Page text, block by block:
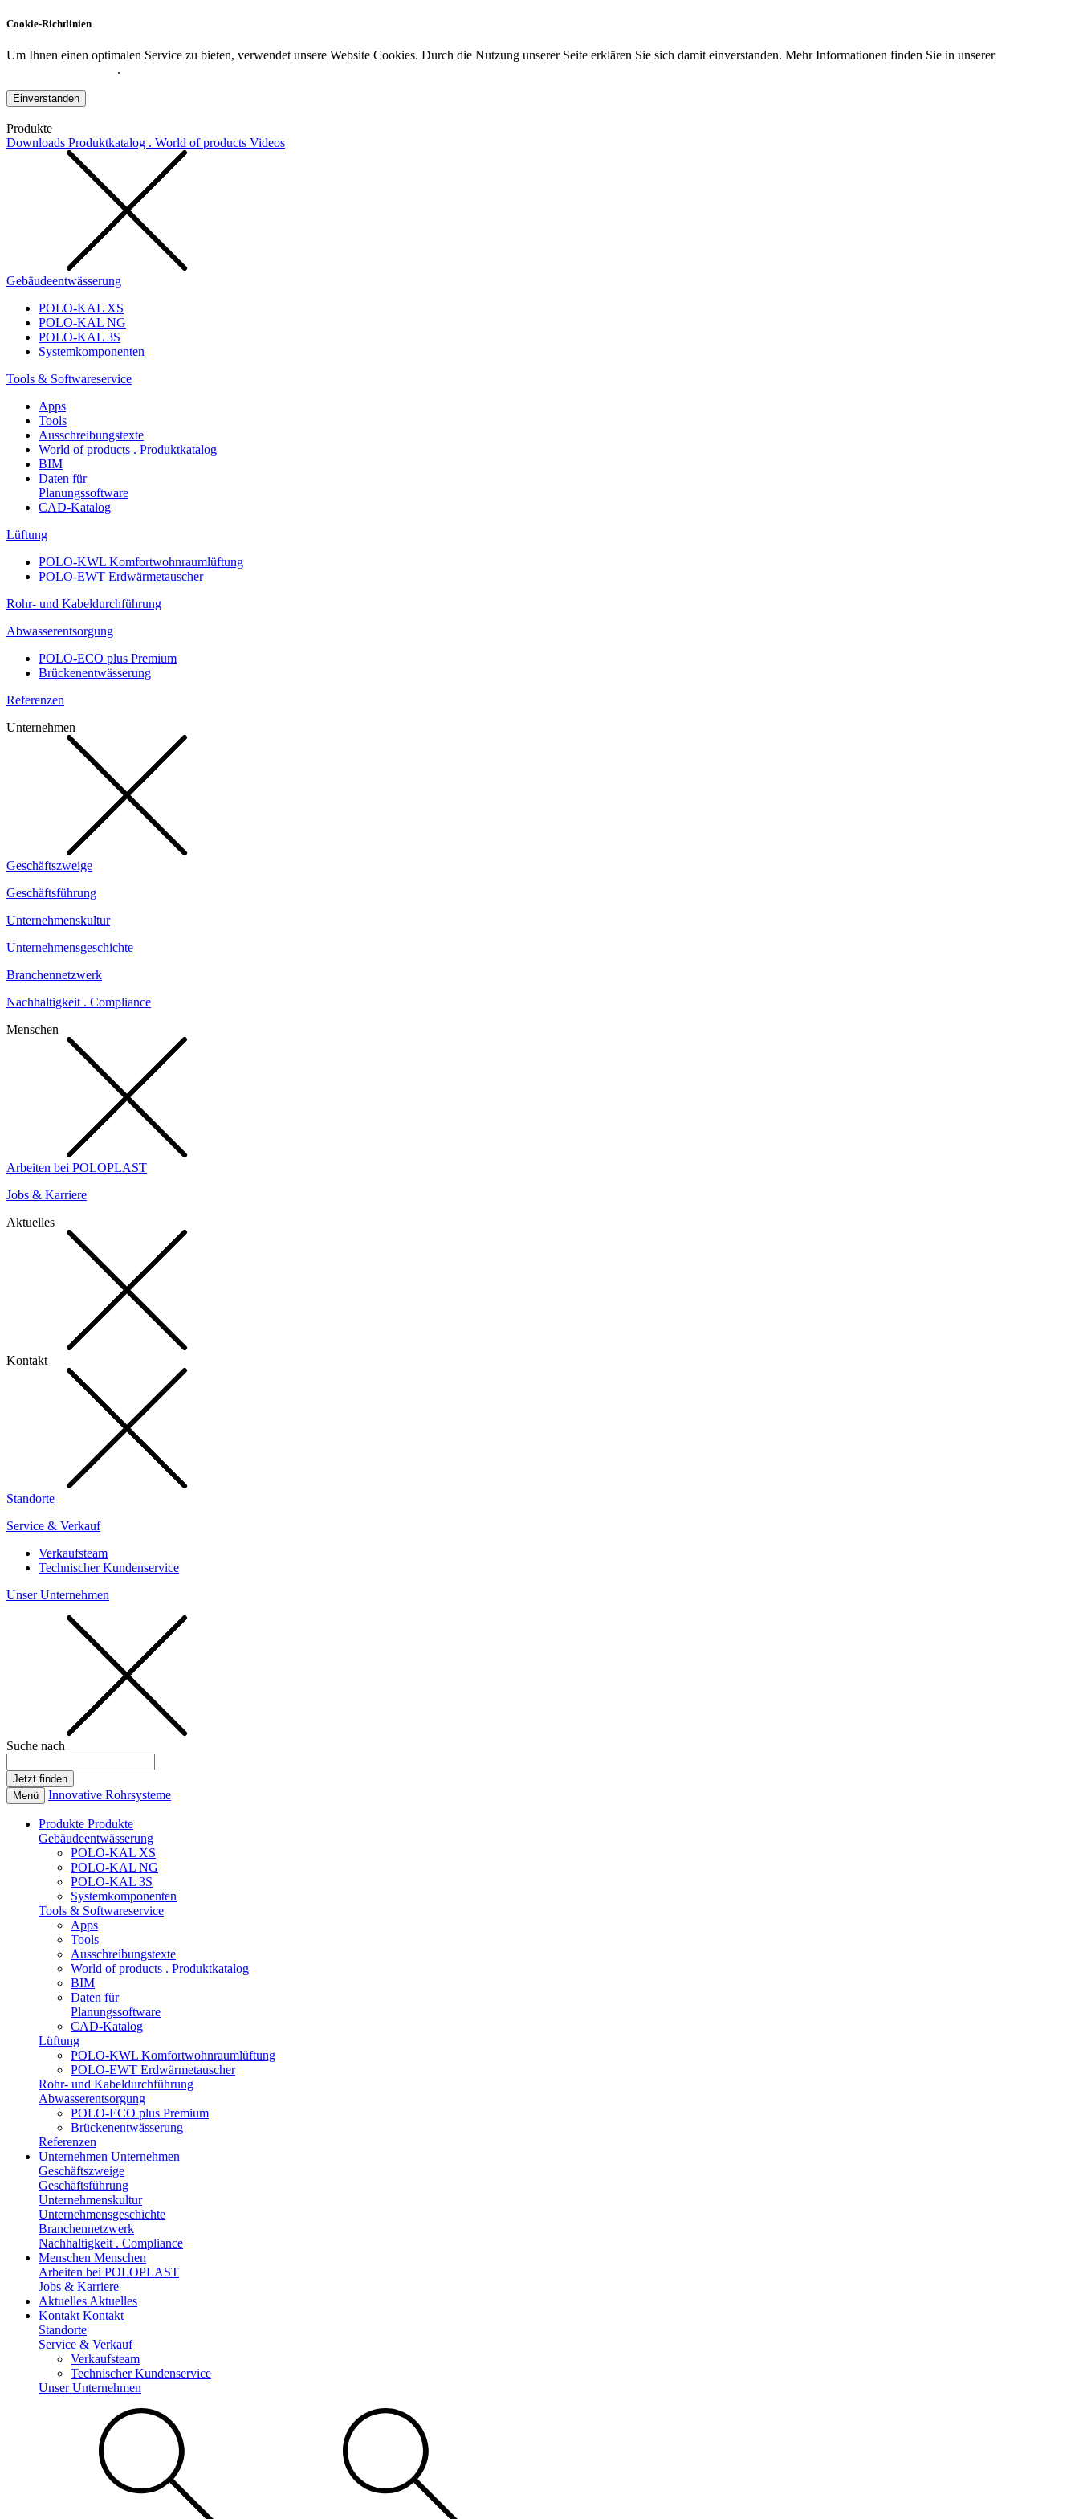
Cookie-Richtlinien
Um Ihnen einen optimalen Service zu bieten, verwendet unsere Website Cookies. Durch die Nutzung unserer Seite erklären Sie sich damit einverstanden. Mehr Informationen finden Sie in unserer
.
Einverstanden
Produkte
Downloads Produktkatalog . World of products Videos
Gebäudeentwässerung
POLO-KAL XS
POLO-KAL NG
POLO-KAL 3S
Systemkomponenten
Tools & Softwareservice
Apps
Tools
Ausschreibungstexte
World of products . Produktkatalog
BIM
Daten für
Planungssoftware
CAD-Katalog
Lüftung
POLO-KWL Komfortwohnraumlüftung
POLO-EWT Erdwärmetauscher
Rohr- und Kabeldurchführung
Abwasserentsorgung
POLO-ECO plus Premium
Brückenentwässerung
Referenzen
Unternehmen
Geschäftszweige
Geschäftsführung
Unternehmenskultur
Unternehmensgeschichte
Branchennetzwerk
Nachhaltigkeit . Compliance
Menschen
Arbeiten bei POLOPLAST
Jobs & Karriere
Aktuelles
Kontakt
Standorte
Service & Verkauf
Verkaufsteam
Technischer Kundenservice
Unser Unternehmen
Suche nach
Menü Innovative Rohrsysteme
Produkte Produkte
Gebäudeentwässerung
POLO-KAL XS
POLO-KAL NG
POLO-KAL 3S
Systemkomponenten
Tools & Softwareservice
Apps
Tools
Ausschreibungstexte
World of products . Produktkatalog
BIM
Daten für
Planungssoftware
CAD-Katalog
Lüftung
POLO-KWL Komfortwohnraumlüftung
POLO-EWT Erdwärmetauscher
Rohr- und Kabeldurchführung
Abwasserentsorgung
POLO-ECO plus Premium
Brückenentwässerung
Referenzen
Unternehmen Unternehmen
Geschäftszweige
Geschäftsführung
Unternehmenskultur
Unternehmensgeschichte
Branchennetzwerk
Nachhaltigkeit . Compliance
Menschen Menschen
Arbeiten bei POLOPLAST
Jobs & Karriere
Aktuelles Aktuelles
Kontakt Kontakt
Standorte
Service & Verkauf
Verkaufsteam
Technischer Kundenservice
Unser Unternehmen